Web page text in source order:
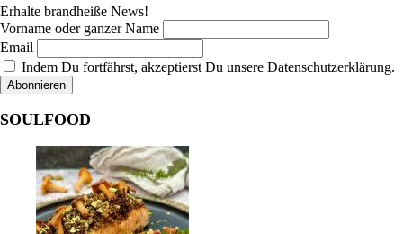
Erhalte brandheiße News!
Vorname oder ganzer Name
Email
Indem Du fortfährst, akzeptierst Du unsere Datenschutzerklärung.
SOULFOOD